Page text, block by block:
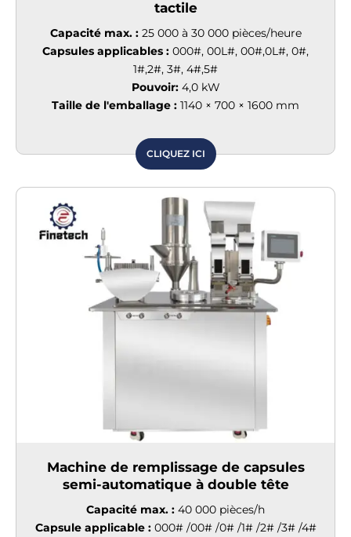
tactile
Capacité max. :25 000 à 30 000 pièces/heure
Capsules applicables : 000#, 00L#, 00#,0L#, 0#,
1#,2#, 3#, 4#,5#
Pouvoir:4,0 kW
Taille de l'emballage : 1140 × 700 × 1600 mm
CLIQUEZ ICI
Machine de remplissage de capsules
semi-automatique à double tête
Capacité max. : 40 000 pièces/h
Capsule applicable :000# /00# /0# /1# /2# /3# /4#